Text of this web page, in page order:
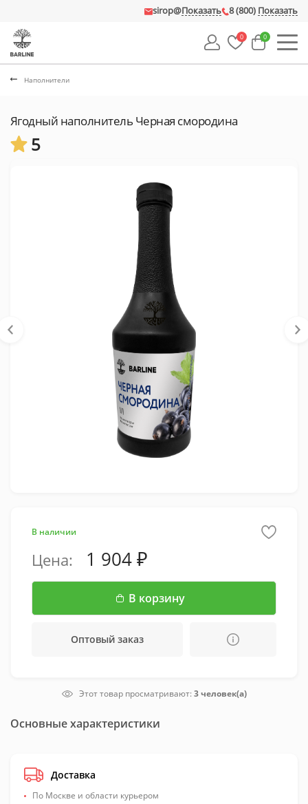
sirop@Показать 8 (800) Показать
0 0
Наполнители
Ягодный наполнитель Черная смородина
5
Основные характеристики
В наличии
Цена: 1 904
В корзину
Оптовый заказ
Этот товар просматривают:3 человек(а)
Доставка
По Москве и области курьером